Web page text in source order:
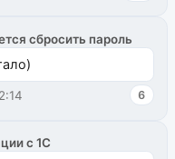
сбросить пароль
6
с 1С